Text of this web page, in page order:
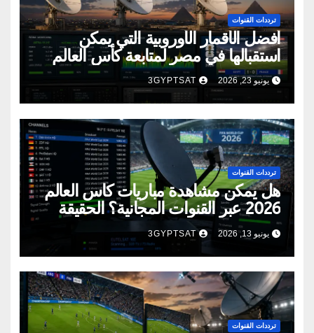
ترددات القنوات
أفضل الأقمار الأوروبية التي يمكن
استقبالها في مصر لمتابعة كأس العالم
2026
يونيو 23, 2026 3GYPTSAT
ترددات القنوات
هل يمكن مشاهدة مباريات كأس العالم
2026 عبر القنوات المجانية؟ الحقيقة
الكاملة
يونيو 13, 2026 3GYPTSAT
ترددات القنوات